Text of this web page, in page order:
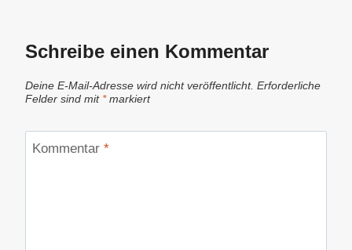
Schreibe einen Kommentar
Deine E-Mail-Adresse wird nicht veröffentlicht. Erforderliche
Felder sind mit *markiert
Kommentar *